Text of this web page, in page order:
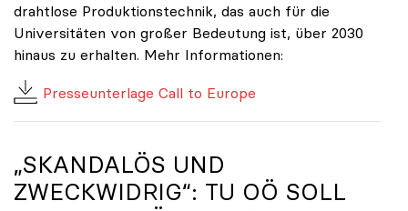
drahtlose Produktionstechnik, das auch für die
Universitäten von großer Bedeutung ist, über 2030
hinaus zu erhalten. Mehr Informationen:
Presseunterlage Call to Europe
„SKANDALÖS UND
ZWECKWIDRIG“: TU OÖ SOLL